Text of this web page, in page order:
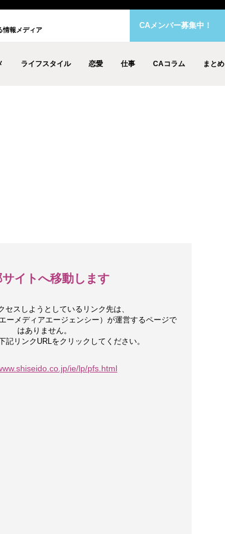
情報メディア
ライフスタイル 恋愛 仕事 CAコラム まとめ
CAメンバー募集中！
イトへ移動します
セスしようとしているリンク先は、
ーメディアエージェンシー）が運営するページで
はありません。
記リンクURLをクリックしてください。
ie/lp/pfs.html